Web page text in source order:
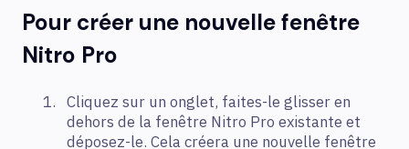
Pour créer une nouvelle fenêtre
Nitro Pro
Cliquez sur un onglet, faites-le glisser en
dehors de la fenêtre Nitro Pro existante et
déposez-le. Cela créera une nouvelle fenêtre